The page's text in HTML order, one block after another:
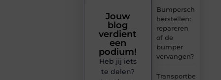
Bumperschade
herstellen:
repareren
of de
bumper
vervangen?
Transportbedrijf
Jouw
blog
verdient
een
podium!
Heb jij iets
te delen?